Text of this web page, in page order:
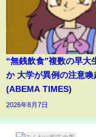
“無銭飲食”複数の早大
か 大学が異例の注意喚
(ABEMA TIMES)
2026年8月7日